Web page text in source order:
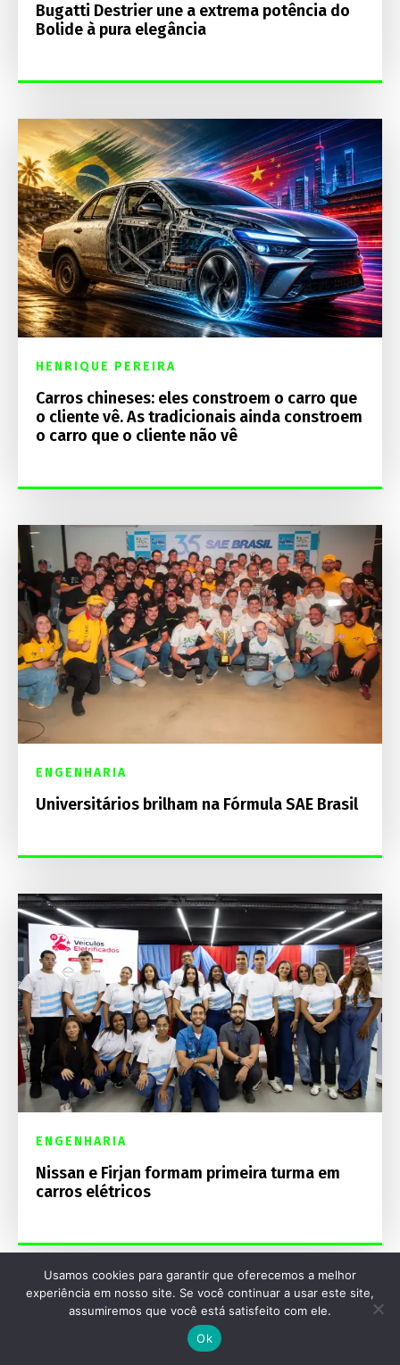
Bugatti Destrier une a extrema potência do
Bolide à pura elegância
HENRIQUE PEREIRA
Carros chineses: eles constroem o carro que
o cliente vê. As tradicionais ainda constroem
o carro que o cliente não vê
ENGENHARIA
Universitários brilham na Fórmula SAE Brasil
ENGENHARIA
Nissan e Firjan formam primeira turma em
carros elétricos
Usamos cookies para garantir que oferecemos a melhor
experiência em nosso site. Se você continuar a usar este site,
assumiremos que você está satisfeito com ele.
Ok